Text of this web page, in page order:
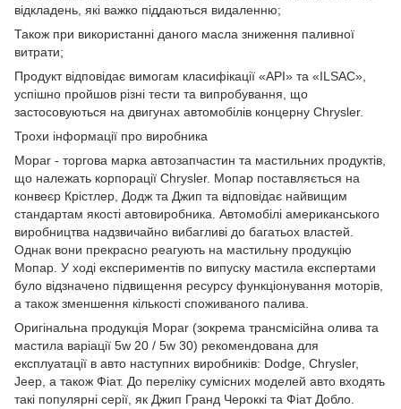
відкладень, які важко піддаються видаленню;
Також при використанні даного масла зниження паливної
витрати;
Продукт відповідає вимогам класифікації «API» та «ILSAC»,
успішно пройшов різні тести та випробування, що
застосовуються на двигунах автомобілів концерну Chrysler.
Трохи інформації про виробника
Mopar - торгова марка автозапчастин та мастильних продуктів,
що належать корпорації Chrysler. Мопар поставляється на
конвеєр Крістлер, Додж та Джип та відповідає найвищим
стандартам якості автовиробника. Автомобілі американського
виробництва надзвичайно вибагливі до багатьох властей.
Однак вони прекрасно реагують на мастильну продукцію
Мопар. У ході експериментів по випуску мастила експертами
було відзначено підвищення ресурсу функціонування моторів,
а також зменшення кількості споживаного палива.
Оригінальна продукція Mopar (зокрема трансмісійна олива та
мастила варіації 5w 20 / 5w 30) рекомендована для
експлуатації в авто наступних виробників: Dodge, Chrysler,
Jeep, а також Фіат. До переліку сумісних моделей авто входять
такі популярні серії, як Джип Гранд Чероккі та Фіат Добло.